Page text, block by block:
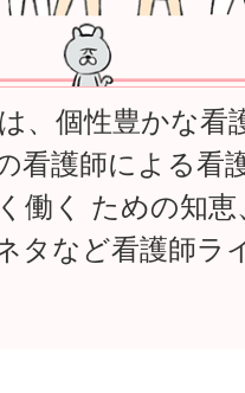
、個性豊かな看
看護師による看
働く ための知
タなど看護師ラ